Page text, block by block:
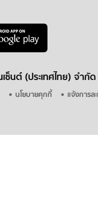
ซ็นต์ (ประเทศไทย) จำกัด
นโยบายคุกกี้ แจ้งการล